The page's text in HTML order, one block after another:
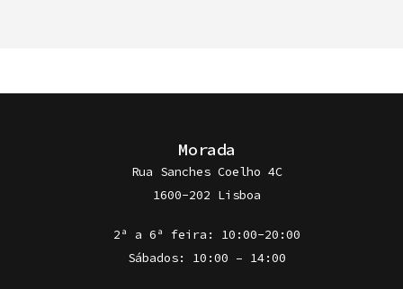
Morada
Rua Sanches Coelho 4C
1600-202 Lisboa
2ª a 6ª feira: 10:00-20:00
Sábados: 10:00 – 14:00